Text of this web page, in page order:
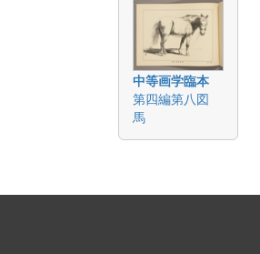
中等画学臨本
第四編第八図
馬